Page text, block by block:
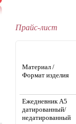
Прайс-лист
Материал /
Формат изделия
Ежедневник А5
датированный/
недатированный